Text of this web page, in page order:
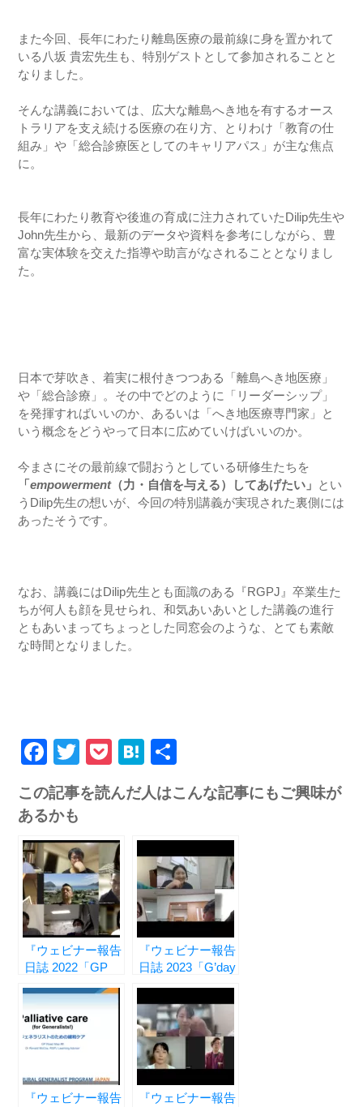
また今回、長年にわたり離島医療の最前線に身を置かれて
いる八坂 貴宏先生も、特別ゲストとして参加されることと
なりました。
そんな講義においては、広大な離島へき地を有するオース
トラリアを支え続ける医療の在り方、とりわけ「教育の仕
組み」や「総合診療医としてのキャリアパス」が主な焦点
に。
長年にわたり教育や後進の育成に注力されていたDilip先生や
John先生から、最新のデータや資料を参考にしながら、豊
富な実体験を交えた指導や助言がなされることとなりまし
た。
日本で芽吹き、着実に根付きつつある「離島へき地医療」
や「総合診療」。その中でどのように「リーダーシップ」
を発揮すればいいのか、あるいは「へき地医療専門家」と
いう概念をどうやって日本に広めていけばいいのか。
今まさにその最前線で闘おうとしている研修生たちを
「empowerment（力・自信を与える）してあげたい」 とい
うDilip先生の想いが、今回の特別講義が実現された裏側には
あったそうです。
なお、講義にはDilip先生とも面識のある『RGPJ』卒業生た
ちが何人も顔を見せられ、和気あいあいとした講義の進行
ともあいまってちょっとした同窓会のような、とても素敵
な時間となりました。
Facebook
Twitter
PocketHatena
この記事を読んだ人はこんな記事にもご興味が
あるかも
『ウェビナー報告
日誌 2022「GP
vol.4 ― ジェネラ
リストのための症
例検討 ―』
『ウェビナー報告
日誌 2023「G’day
症例ディスカッシ
ョン ―』
『ウェビナー報告 『ウェビナー報告